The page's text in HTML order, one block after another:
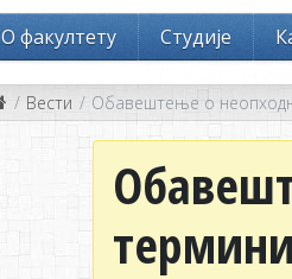
O факултету Студије
Вести Обавештење о